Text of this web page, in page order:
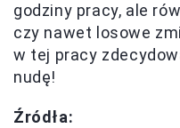
godziny pracy, ale
czy nawet losowe
w tej pracy
nudę!
Źródła: